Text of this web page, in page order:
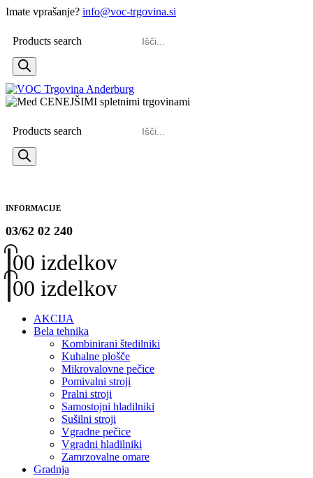
Imate vprašanje? info@voc-trgovina.si
Products search
Products search
INFORMACIJE
03/62 02 240
00 izdelkov
00 izdelkov
AKCIJA
Bela tehnika
Kombinirani štedilniki
Kuhalne plošče
Mikrovalovne pečice
Pomivalni stroji
Pralni stroji
Samostojni hladilniki
Sušilni stroji
Vgradne pečice
Vgradni hladilniki
Zamrzovalne omare
Gradnja